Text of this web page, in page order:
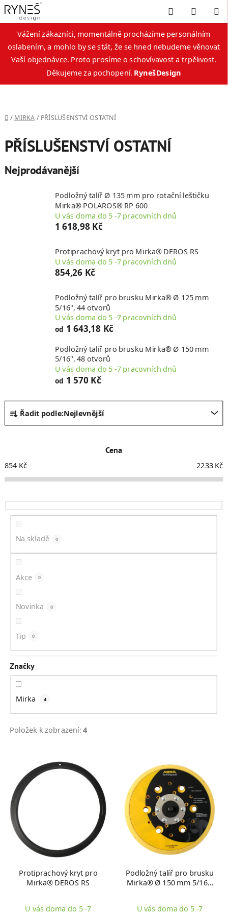
Vážení zákazníci, momentálně procházíme personálním
oslabením, a mohlo by se stát, že se hned nebudeme věnovat
Vaší objednávce. Proto prosíme o schovívavost a trpělivost.
Děkujeme za pochopení. RynešDesign
Hledat
KOŠÍK
Domů
/ MIRKA / PŘÍSLUŠENSTVÍ OSTATNÍ
PŘÍSLUŠENSTVÍ OSTATNÍ
Nejprodávanější
Podložný talíř Ø 135 mm pro rotační leštičku
Mirka® POLAROS® RP 600
U vás doma do 5 -7 pracovních dnů
1 618,98 Kč
Protiprachový kryt pro Mirka® DEROS RS
U vás doma do 5 -7 pracovních dnů
854,26 Kč
Podložný talíř pro brusku Mirka® Ø 125 mm
5/16", 44 otvorů
U vás doma do 5 -7 pracovních dnů
od 1 643,18 Kč
Podložný talíř pro brusku Mirka® Ø 150 mm
5/16", 48 otvorů
U vás doma do 5 -7 pracovních dnů
od 1 570 Kč
Ř
z
í
p
o
d
Řadit podle:Nejlevnější
Cena
854 Kč 2233Kč
Na skladě 0
Akce 0
Novinka 0
Tip 0
Značky
Mirka 4
Položek k zobrazení: 4
Protiprachový kryt pro
Mirka® DEROS RS
U vás doma do 5 -7
Podložný talíř pro brusku
Mirka® Ø 150 mm 5/16",
U vás doma do 5 -7